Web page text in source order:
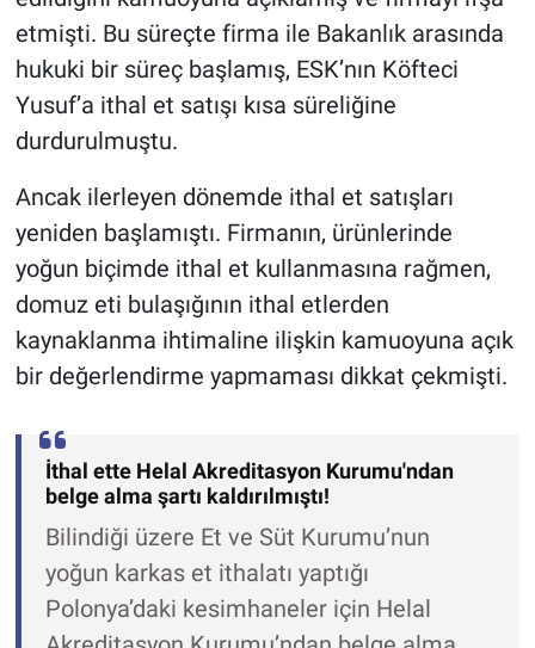
etmişti. Bu süreçte firma ile Bakanlık arasında
hukuki bir süreç başlamış, ESK’nın Köfteci
Yusuf’a ithal et satışı kısa süreliğine
durdurulmuştu.
Ancak ilerleyen dönemde ithal et satışları
yeniden başlamıştı. Firmanın, ürünlerinde
yoğun biçimde ithal et kullanmasına rağmen,
domuz eti bulaşığının ithal etlerden
kaynaklanma ihtimaline ilişkin kamuoyuna açık
bir değerlendirme yapmaması dikkat çekmişti.
İthal ette Helal Akreditasyon Kurumu'ndan
belge alma şartı kaldırılmıştı!
Bilindiği üzere Et ve Süt Kurumu’nun
yoğun karkas et ithalatı yaptığı
Polonya’daki kesimhaneler için Helal